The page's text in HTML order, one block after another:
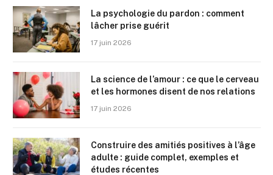
La psychologie du pardon : comment
lâcher prise guérit
17 juin 2026
La science de l’amour : ce que le cerveau
et les hormones disent de nos relations
17 juin 2026
Construire des amitiés positives à l’âge
adulte : guide complet, exemples et
études récentes